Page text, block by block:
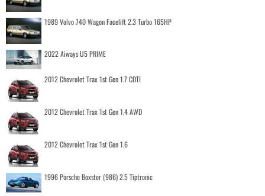
1989 Volvo 740 Wagon Facelift 2.3 Turbo 165HP
2022 Aiways U5 PRIME
2012 Chevrolet Trax 1st Gen 1.7 CDTI
2012 Chevrolet Trax 1st Gen 1.4 AWD
2012 Chevrolet Trax 1st Gen 1.6
1996 Porsche Boxster (986) 2.5 Tiptronic